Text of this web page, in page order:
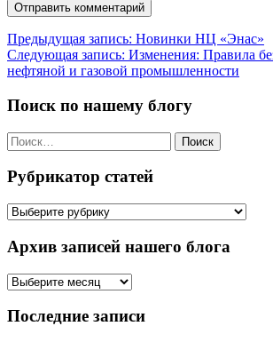
Навигация
по
Предыдущая запись: Новинки НЦ «Энас»
Следующая запись: Изменения: Правила
нефтяной и газовой промышленности
Поиск по нашему блогу
Найти:
Рубрикатор статей
Рубрикатор
Архив записей нашего блога
Архив
нашего
Последние записи